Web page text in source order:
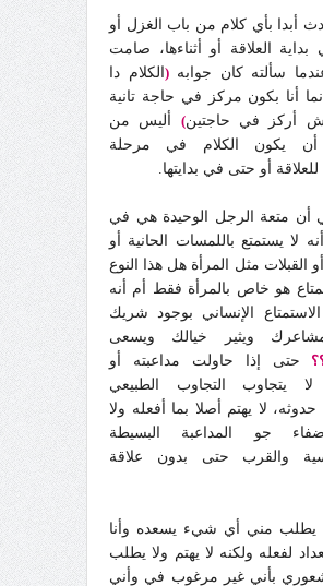
أبدا بأي كلام من باب الغزل أو
العلاقة أو أثناءها، صامت
سألته كان جوابه( الكلام دا
أنا بكون مركز في حاجة تانية
أركز في حاجتين) أليس من
أن يكون الكلام في مرحلة
للعلاقة أو حتى في بدايتها.
أن متعة الرجل الوحيدة هي في
وأنه لا يستمتع باللمسات الحانية أو
القبلات مثل المرأة هل هذا النوع
هو خاص بالمرأة فقط أم أنه
الإنساني بوجود شريك
ويثير خيالك ويسعى
حتى إذا حاولت مداعبته أو
لا يتجاوب التجاوب الطبيعي
لا يهتم أصلا بما أفعله ولا
جو المداعبة البسيطة
والقرب حتى بدون علاقة
يطلب مني أي شيء يسعده وأنا
لفعله ولكنه لا يهتم ولا يطلب
بأني غير مرغوب في وأني